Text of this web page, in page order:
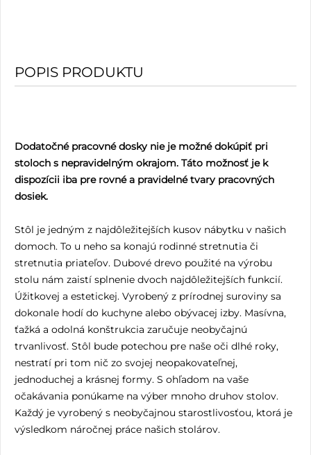
POPIS PRODUKTU
Dodatočné pracovné dosky nie je možné dokúpiť pri
stoloch s nepravidelným okrajom. Táto možnosť je k
dispozícii iba pre rovné a pravidelné tvary pracovných
dosiek.
Stôl je jedným z najdôležitejších kusov nábytku v našich
domoch. To u neho sa konajú rodinné stretnutia či
stretnutia priateľov. Dubové drevo použité na výrobu
stolu nám zaistí splnenie dvoch najdôležitejších funkcií.
Úžitkovej a estetickej. Vyrobený z prírodnej suroviny sa
dokonale hodí do kuchyne alebo obývacej izby. Masívna,
ťažká a odolná konštrukcia zaručuje neobyčajnú
trvanlivosť. Stôl bude potechou pre naše oči dlhé roky,
nestratí pri tom nič zo svojej neopakovateľnej,
jednoduchej a krásnej formy. S ohľadom na vaše
očakávania ponúkame na výber mnoho druhov stolov.
Každý je vyrobený s neobyčajnou starostlivosťou, ktorá je
výsledkom náročnej práce našich stolárov.